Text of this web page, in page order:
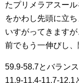
たプリメラアスー
をかわし先頭に立
いすがってきます
前でもう一伸びし、
59.9-58.7とバラン
11.9-11.4-11.7-12.1